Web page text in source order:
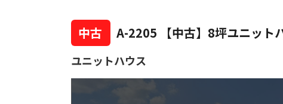
中古 A-2205 【中古】8坪ユニット
ユニットハウス